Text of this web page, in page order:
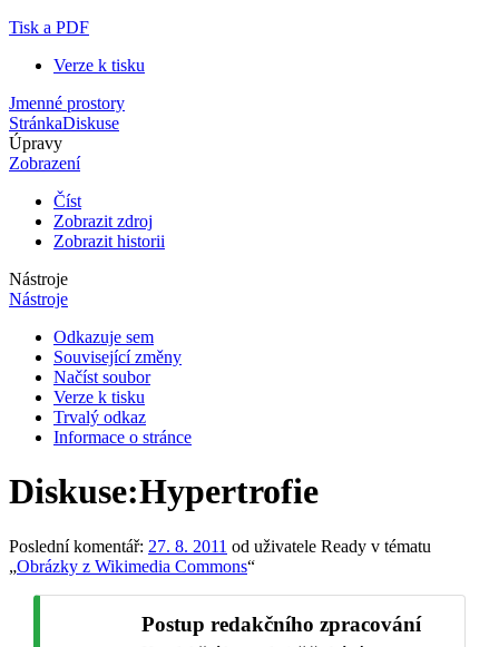
Tisk a PDF
Verze k tisku
Jmenné prostory
StránkaDiskuse
Úpravy
Zobrazení
Číst
Zobrazit zdroj
Zobrazit historii
Nástroje
Nástroje
Odkazuje sem
Související změny
Načíst soubor
Verze k tisku
Trvalý odkaz
Informace o stránce
Diskuse:Hypertrofie
Poslední komentář: 27. 8. 2011 od uživatele Ready v tématu
„Obrázky z Wikimedia Commons“
Postup redakčního zpracování